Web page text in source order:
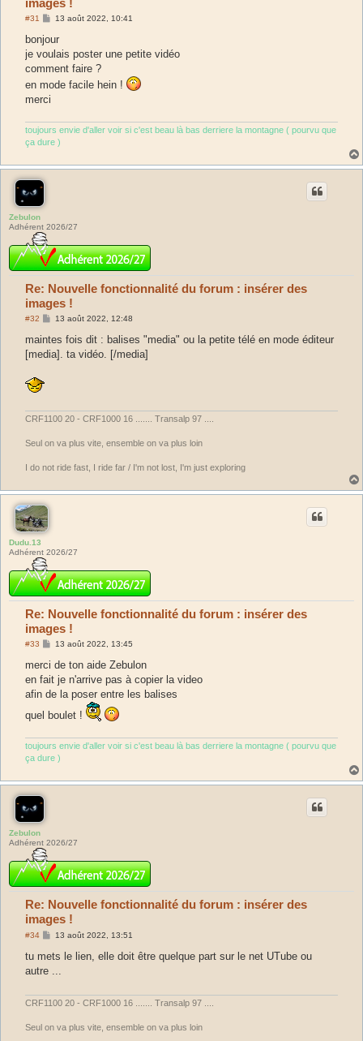
#31
M
s
a
g
13 août 2022, 10:41
bonjour
je voulais poster une petite vidéo
comment faire ?
en mode facile hein !
merci
toujours envie d'aller voir si c'est beau là bas derriere la montagne ( pourvu que
ça dure )
Zebulon
Adhérent 2026/27
Re: Nouvelle fonctionnalité du forum : insérer des
images !
#32
M
s
a
13 août 2022, 12:48
maintes fois dit : balises "media" ou la petite télé en mode éditeur
[media]. ta vidéo. [/media]
CRF1100 20 - CRF1000 16 ....... Transalp 97 ....
Seul on va plus vite, ensemble on va plus loin
I do not ride fast, I ride far / I'm not lost, I'm just exploring
Dudu.13
Adhérent 2026/27
Re: Nouvelle fonctionnalité du forum : insérer des
images !
#33
M
s
a
g
13 août 2022, 13:45
merci de ton aide Zebulon
en fait je n'arrive pas à copier la video
afin de la poser entre les balises
quel boulet !
toujours envie d'aller voir si c'est beau là bas derriere la montagne ( pourvu que
ça dure )
Zebulon
Adhérent 2026/27
Re: Nouvelle fonctionnalité du forum : insérer des
images !
#34
M
s
a
13 août 2022, 13:51
tu mets le lien, elle doit être quelque part sur le net UTube ou
autre ...
CRF1100 20 - CRF1000 16 ....... Transalp 97 ....
Seul on va plus vite, ensemble on va plus loin